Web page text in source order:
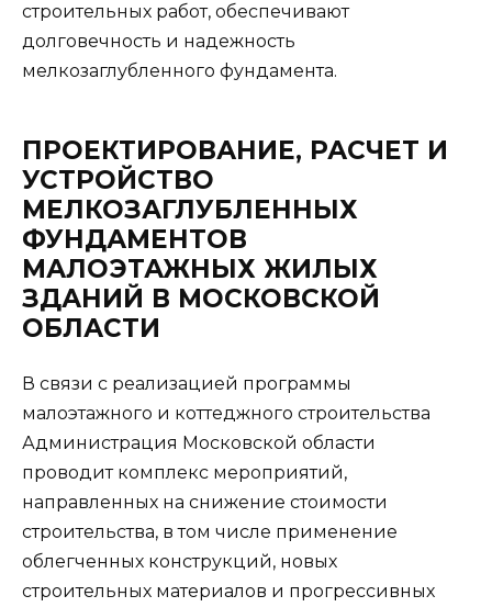
строительных работ, обеспечивают
долговечность и надежность
мелкозаглубленного фундамента.
ПРОЕКТИРОВАНИЕ, РАСЧЕТ И
УСТРОЙСТВО
МЕЛКОЗАГЛУБЛЕННЫХ
ФУНДАМЕНТОВ
МАЛОЭТАЖНЫХ ЖИЛЫХ
ЗДАНИЙ В МОСКОВСКОЙ
ОБЛАСТИ
В связи с реализацией программы
малоэтажного и коттеджного строительства
Администрация Московской области
проводит комплекс мероприятий,
направленных на снижение стоимости
строительства, в том числе применение
облегченных конструкций, новых
строительных материалов и прогрессивных